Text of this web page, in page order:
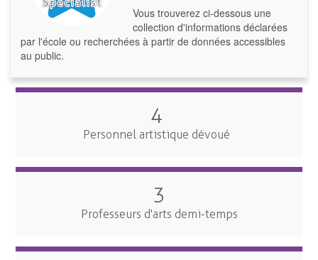
Vous trouverez ci-dessous une
collection d'informations déclarées
par l'école ou recherchées à partir de données accessibles
au public.
4
Personnel artistique dévoué
3
Professeurs d'arts demi-temps